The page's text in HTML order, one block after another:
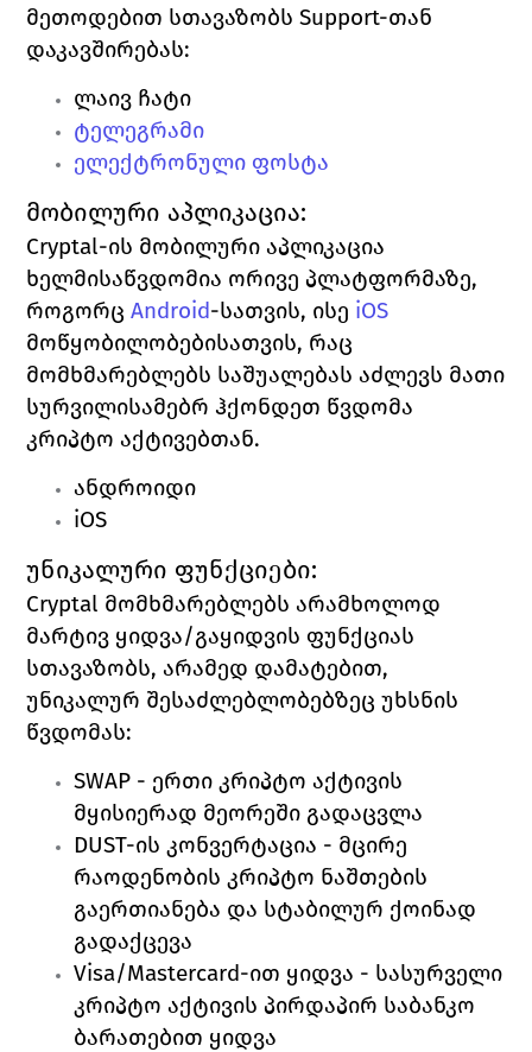
მეთოდებით სთავაზობს Support-თან
დაკავშირებას:
ლაივ ჩატი
ტელეგრამი
ელექტრონული ფოსტა
მობილური აპლიკაცია:
Cryptal-ის მობილური აპლიკაცია
ხელმისაწვდომია ორივე პლატფორმაზე,
როგორც Android-სათვის, ისე iOS
მოწყობილობებისათვის, რაც
მომხმარებლებს საშუალებას აძლევს მათი
სურვილისამებრ ჰქონდეთ წვდომა
კრიპტო აქტივებთან.
ანდროიდი
iOS
უნიკალური ფუნქციები:
Cryptal მომხმარებლებს არამხოლოდ
მარტივ ყიდვა/გაყიდვის ფუნქციას
სთავაზობს, არამედ დამატებით,
უნიკალურ შესაძლებლობებზეც უხსნის
წვდომას:
SWAP - ერთი კრიპტო აქტივის
მყისიერად მეორეში გადაცვლა
DUST-ის კონვერტაცია - მცირე
რაოდენობის კრიპტო ნაშთების
გაერთიანება და სტაბილურ ქოინად
გადაქცევა
Visa/Mastercard-ით ყიდვა - სასურველი
კრიპტო აქტივის პირდაპირ საბანკო
ბარათებით ყიდვა